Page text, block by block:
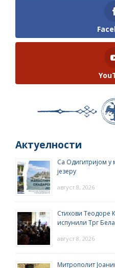
Актуелности
Са Одигитријом у
језеру
август 8, 2026
Стихови Теодоре
испунили Трг
август 8, 2026
Митрополит